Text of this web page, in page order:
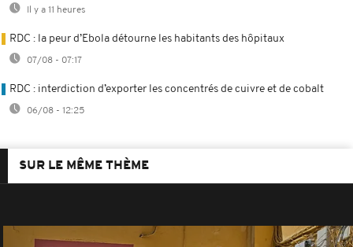
Il y a 11 heures
RDC : la peur d’Ebola détourne les habitants des hôpitaux
07/08 - 07:17
RDC : interdiction d’exporter les concentrés de cuivre et de cobalt
06/08 - 12:25
SUR LE MÊME THÈME